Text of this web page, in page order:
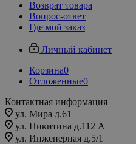
Возврат товара
Вопрос-ответ
Где мой заказ
Личный кабинет
Корзина0
Отложенные0
Контактная информация
ул. Мира д.61
ул. Никитина д.112 А
ул. Инженерная д.5/1